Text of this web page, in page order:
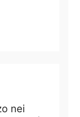
nei